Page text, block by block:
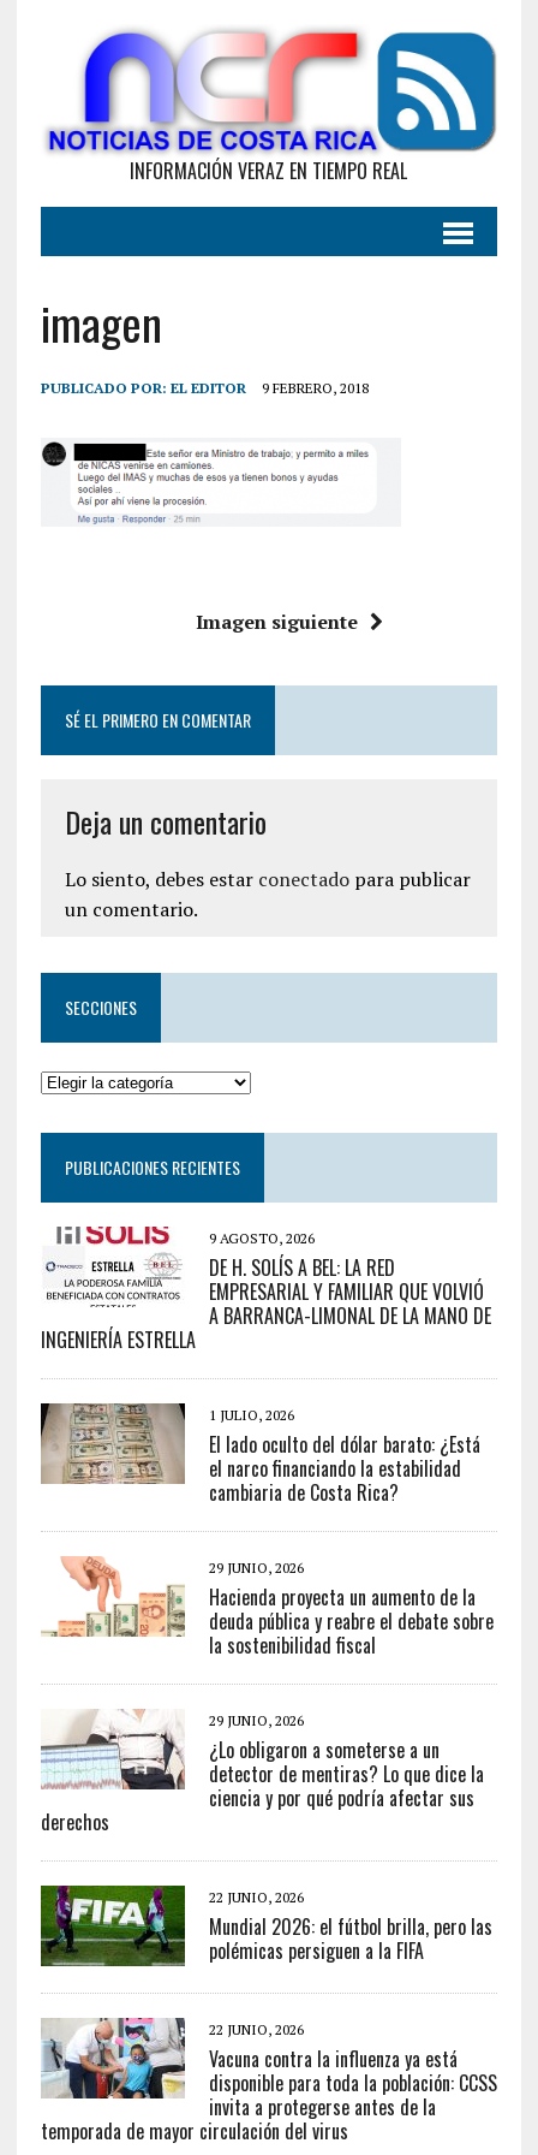
INFORMACIÓN VERAZ EN TIEMPO REAL
imagen
PUBLICADO POR: EL EDITOR 9 FEBRERO, 2018
Imagen siguiente
SÉ EL PRIMERO EN COMENTAR
Deja un comentario
Lo siento, debes estar conectadopara publicar
un comentario.
SECCIONES
PUBLICACIONES RECIENTES
9 AGOSTO, 2026
DE H. SOLÍS A BEL: LA RED
EMPRESARIAL Y FAMILIAR QUE VOLVIÓ
A BARRANCA-LIMONAL DE LA MANO DE
INGENIERÍA ESTRELLA
1 JULIO, 2026
El lado oculto del dólar barato: ¿Está
el narco financiando la estabilidad
cambiaria de Costa Rica?
29 JUNIO, 2026
Hacienda proyecta un aumento de la
deuda pública y reabre el debate sobre
la sostenibilidad fiscal
29 JUNIO, 2026
¿Lo obligaron a someterse a un
detector de mentiras? Lo que dice la
ciencia y por qué podría afectar sus
derechos
22 JUNIO, 2026
Mundial 2026: el fútbol brilla, pero las
polémicas persiguen a la FIFA
22 JUNIO, 2026
Vacuna contra la influenza ya está
disponible para toda la población: CCSS
invita a protegerse antes de la
temporada de mayor circulación del virus